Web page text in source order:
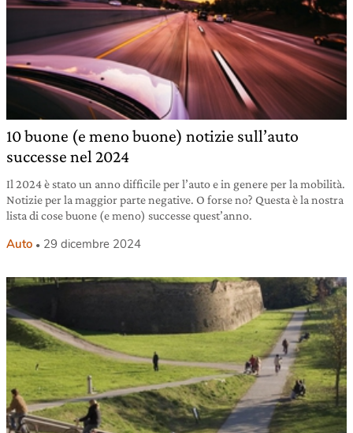
10 buone (e meno buone) notizie sull’auto
successe nel 2024
Il 2024 è stato un anno difficile per l’auto e in genere per la mobilità.
Notizie per la maggior parte negative. O forse no? Questa è la nostra
lista di cose buone (e meno) successe quest’anno.
Auto 29 dicembre 2024